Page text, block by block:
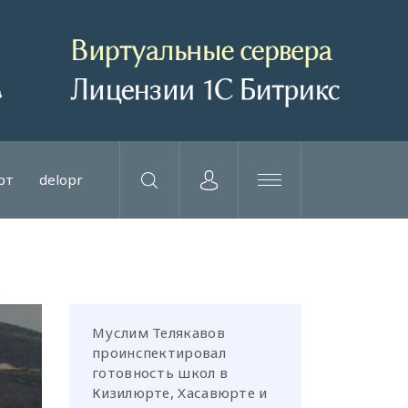
delopr
Муслим Телякавов
проинспектировал
готовность школ в
Кизилюрте, Хасавюрте и